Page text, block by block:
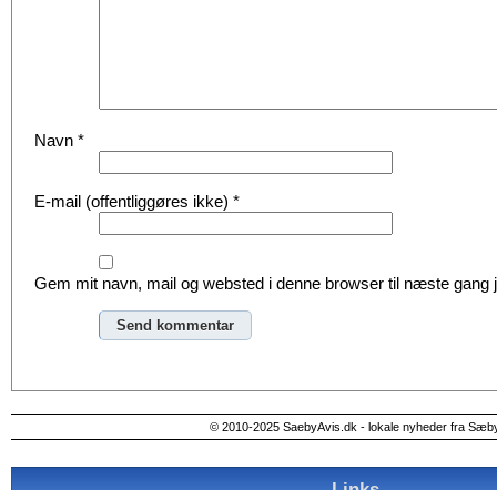
Navn *
E-mail (offentliggøres ikke) *
Gem mit navn, mail og websted i denne browser til næste gang
© 2010-2025 SaebyAvis.dk - lokale nyheder fra